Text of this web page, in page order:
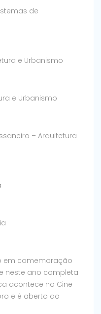
de
e Urbanismo
e Urbanismo
– Arquitetura
em comemoração
neste ano completa
acontece no Cine
e é aberto ao